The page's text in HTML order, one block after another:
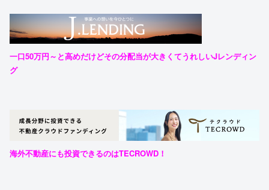
一口50万円～と高めだけどその分配当が大きくてうれしいJレンディン
グ
海外不動産にも投資できるのはTECROWD！